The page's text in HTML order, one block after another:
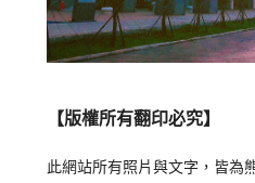
【版權所有翻印必究】
此網站所有照片與文字，皆為